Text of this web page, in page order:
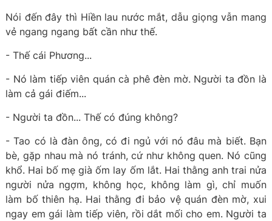
Nói đến đây thì Hiền lau nước mắt, dẫu giọng vẫn mang
vẻ ngang ngang bất cần như thế.
- Thế cái Phương...
- Nó làm tiếp viên quán cà phê đèn mờ. Người ta đồn là
làm cả gái điếm...
- Người ta đồn... Thế có đúng không?
- Tao có là đàn ông, có đi ngủ với nó đâu mà biết. Bạn
bè, gặp nhau mà nó tránh, cứ như không quen. Nó cũng
khổ. Hai bố mẹ già ốm lay ốm lắt. Hai thằng anh trai nửa
người nửa ngợm, không học, không làm gì, chỉ muốn
làm bố thiên hạ. Hai thằng đi bảo vệ quán đèn mờ, xui
ngay em gái làm tiếp viên, rồi dắt mối cho em. Người ta